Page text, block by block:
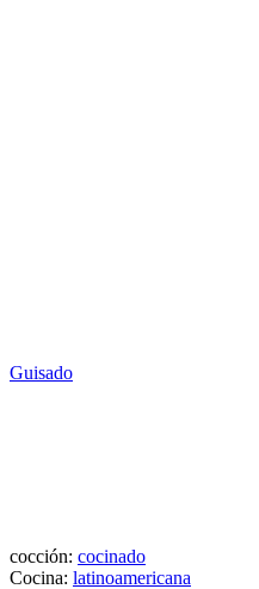
Guisado
cocción: cocinado
Cocina: latinoamericana